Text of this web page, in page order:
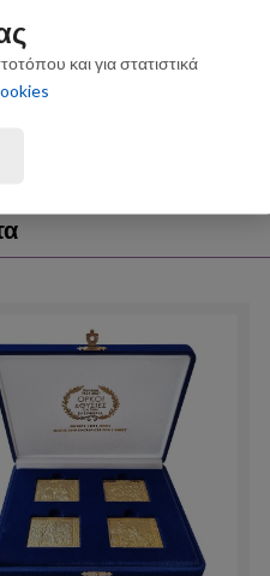
ενδέχεται να
και για στατιστικά